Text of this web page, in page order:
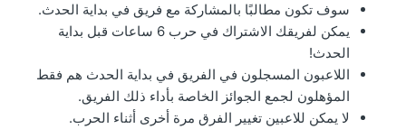
سوف تكون مطالبًا بالمشاركة مع فريق في بداية الحدث.
يمكن لفريقك الاشتراك في حرب 6 ساعات قبل بداية
الحدث!
اللاعبون المسجلون في الفريق في بداية الحدث هم فقط
المؤهلون لجمع الجوائز الخاصة بأداء ذلك الفريق.
لا يمكن للاعبين تغيير الفرق مرة أخرى أثناء الحرب.